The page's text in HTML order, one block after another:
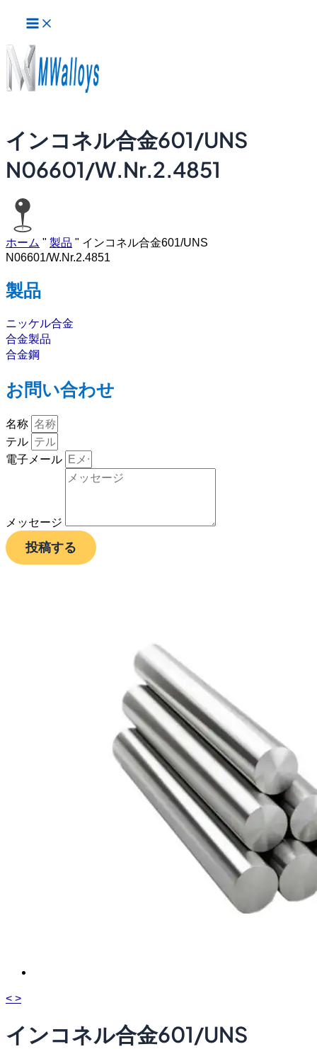
ス
キ
ッ
イ
ン
メ
ニ
ュ
ー
インコネル合金601/UNS
N06601/W.Nr.2.4851
ホーム " 製品 " インコネル合金601/UNS
N06601/W.Nr.2.4851
製品
ニッケル合金
合金製品
合金鋼
お問い合わせ
名称
テル
電子メール
メッセージ
投稿する
< >
インコネル合金601/UNS